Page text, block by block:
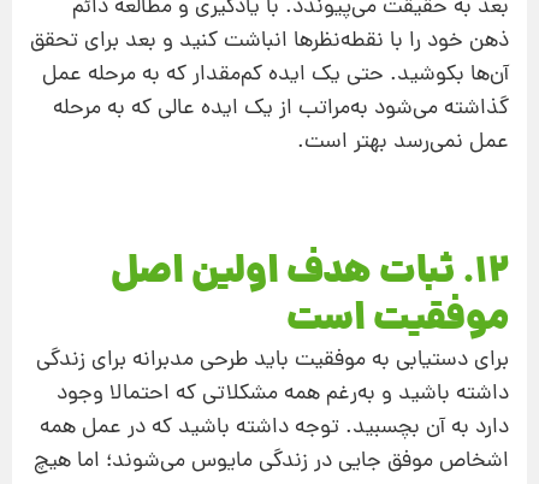
بعد به حقیقت می‌پیوندد. با یادگیری و مطالعه دائم
ذهن خود را با نقطه‌نظرها انباشت کنید و بعد برای تحقق
آن‌‌ها بکوشید. حتی یک ایده کم‌مقدار که به مرحله عمل
گذاشته می‌شود به‌‌مراتب از یک ایده عالی که به مرحله
عمل نمی‌رسد بهتر است.
12. ثبات هدف اولین اصل
موفقیت است
برای دستیابی به موفقیت باید طرحی مدبرانه برای زندگی
داشته باشید و به‌رغم همه مشکلاتی که احتمالا وجود
دارد به آن بچسبید. توجه داشته باشید که در عمل همه
اشخاص موفق جایی در زندگی مایوس می‌شوند؛ اما هیچ